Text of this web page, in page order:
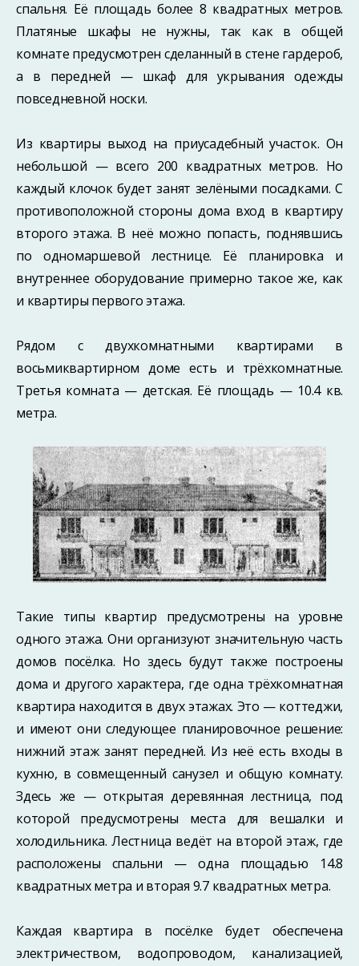
спальня. Её площадь более 8 квадратных метров.
Платяные шкафы не нужны, так как в общей
комнате предусмотрен сделанный в стене гардероб,
а в передней — шкаф для укрывания одежды
повседневной носки.
Из квартиры выход на приусадебный участок. Он
небольшой — всего 200 квадратных метров. Но
каждый клочок будет занят зелёными посадками. С
противоположной стороны дома вход в квартиру
второго этажа. В неё можно попасть, поднявшись
по одномаршевой лестнице. Её планировка и
внутреннее оборудование примерно такое же, как
и квартиры первого этажа.
Рядом с двухкомнатными квартирами в
восьмиквартирном доме есть и трёхкомнатные.
Третья комната — детская. Её площадь — 10.4 кв.
метра.
Такие типы квартир предусмотрены на уровне
одного этажа. Они организуют значительную часть
домов посёлка. Но здесь будут также построены
дома и другого характера, где одна трёхкомнатная
квартира находится в двух этажах. Это — коттеджи,
и имеют они следующее планировочное решение:
нижний этаж занят передней. Из неё есть входы в
кухню, в совмещенный санузел и общую комнату.
Здесь же — открытая деревянная лестница, под
которой предусмотрены места для вешалки и
холодильника. Лестница ведёт на второй этаж, где
расположены спальни — одна площадью 14.8
квадратных метра и вторая 9.7 квадратных метра.
Каждая квартира в посёлке будет обеспечена
электричеством, водопроводом, канализацией,